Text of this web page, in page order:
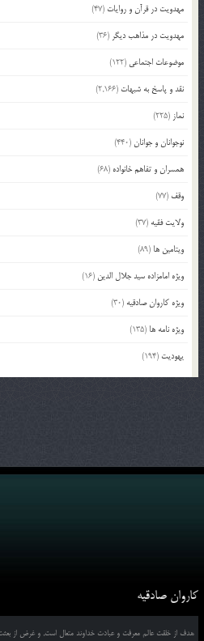
مهدویت در قرآن و روایات (47)
مهدویت در مذاهب دیگر (36)
موضوعات اجتماعی (122)
نقد و پاسخ به شبهات (2,166)
نماز (225)
نوجوانان و جوانان(440)
همسران و تفاهم خانواده (68)
وقف (77)
ولایت فقیه (37)
ویتامین ها (89)
ویژه امامزاده سید جلال الدین (16)
ویژه کاروان صادقیه (30)
ویژه نامه ها (135)
یهودیت (194)
کاروان صادقیه
هدف از خلقت عالم معرفت و عبادت خداوند متعال است, و غرض از